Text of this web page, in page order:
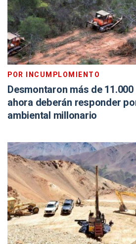
POR INCUMPLOMIENTO
Desmontaron más de
ahora deberán responder
ambiental millonario